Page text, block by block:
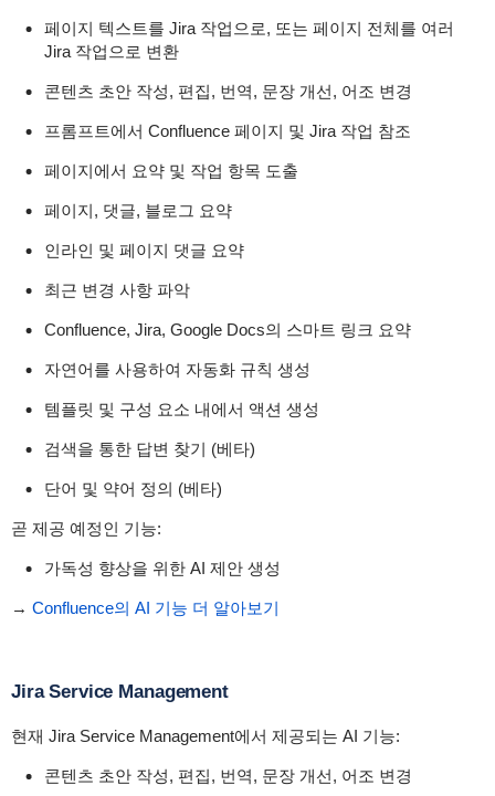
페이지 텍스트를 Jira 작업으로, 또는 페이지 전체를 여러
Jira 작업으로 변환
콘텐츠 초안 작성, 편집, 번역, 문장 개선, 어조 변경
프롬프트에서 Confluence 페이지 및 Jira 작업 참조
페이지에서 요약 및 작업 항목 도출
페이지, 댓글, 블로그 요약
인라인 및 페이지 댓글 요약
최근 변경 사항 파악
Confluence, Jira, Google Docs의 스마트 링크 요약
자연어를 사용하여 자동화 규칙 생성
템플릿 및 구성 요소 내에서 액션 생성
검색을 통한 답변 찾기 (베타)
단어 및 약어 정의 (베타)
곧 제공 예정인 기능:
가독성 향상을 위한 AI 제안 생성
→ Confluence의 AI 기능 더 알아보기
Jira Service Management
현재 Jira Service Management에서 제공되는 AI 기능:
콘텐츠 초안 작성, 편집, 번역, 문장 개선, 어조 변경